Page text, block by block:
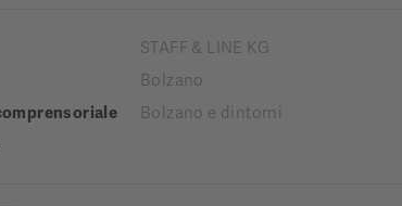
STAFF & LINE KG
Bolzano
Bolzano e dintorni